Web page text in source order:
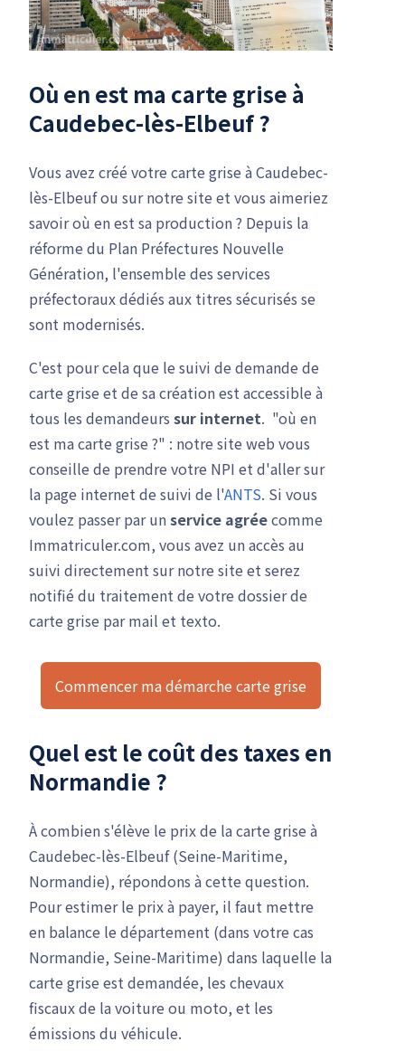
Où en est ma carte grise à
Caudebec-lès-Elbeuf ?
Vous avez créé votre carte grise à Caudebec-
lès-Elbeuf ou sur notre site et vous aimeriez
savoir où en est sa production ? Depuis la
réforme du Plan Préfectures Nouvelle
Génération, l'ensemble des services
préfectoraux dédiés aux titres sécurisés se
sont modernisés.
C'est pour cela que le suivi de demande de
carte grise et de sa création est accessible à
tous les demandeurs sur internet. "où en
est ma carte grise ?" : notre site web vous
conseille de prendre votre NPI et d'aller sur
la page internet de suivi de l'ANTS. Si vous
voulez passer par unservice agréecomme
Immatriculer.com, vous avez un accès au
suivi directement sur notre site et serez
notifié du traitement de votre dossier de
carte grise par mail et texto.
Commencer ma démarche carte grise
Quel est le coût des taxes en
Normandie ?
À combien s'élève le prix de la carte grise à
Caudebec-lès-Elbeuf (Seine-Maritime,
Normandie), répondons à cette question.
Pour estimer le prix à payer, il faut mettre
en balance le département (dans votre cas
Normandie, Seine-Maritime) dans laquelle la
carte grise est demandée, les chevaux
fiscaux de la voiture ou moto, et les
émissions du véhicule.